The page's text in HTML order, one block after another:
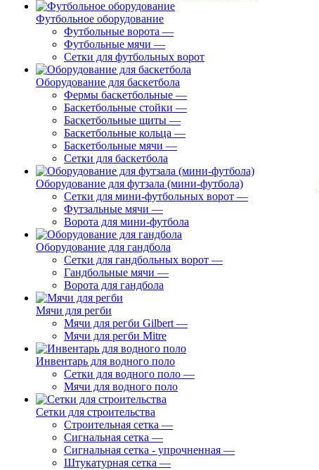
Футбольное оборудование
Футбольные ворота —
Футбольные мячи —
Сетки для футбольных ворот
Оборудование для баскетбола
Фермы баскетбольные —
Баскетбольные стойки —
Баскетбольные щиты —
Баскетбольные кольца —
Баскетбольные мячи —
Сетки для баскетбола
Оборудование для футзала (мини-футбола)
Сетки для мини-футбольных ворот —
Футзальные мячи —
Ворота для мини-футбола
Оборудование для гандбола
Сетки для гандбольных ворот —
Гандбольные мячи —
Ворота для гандбола
Мячи для регби
Мячи для регби Gilbert —
Мячи для регби Mitre
Инвентарь для водного поло
Сетки для водного поло —
Мячи для водного поло
Сетки для строительства
Строительная сетка —
Сигнальная сетка —
Сигнальная сетка - упрочненная —
Штукатурная сетка —